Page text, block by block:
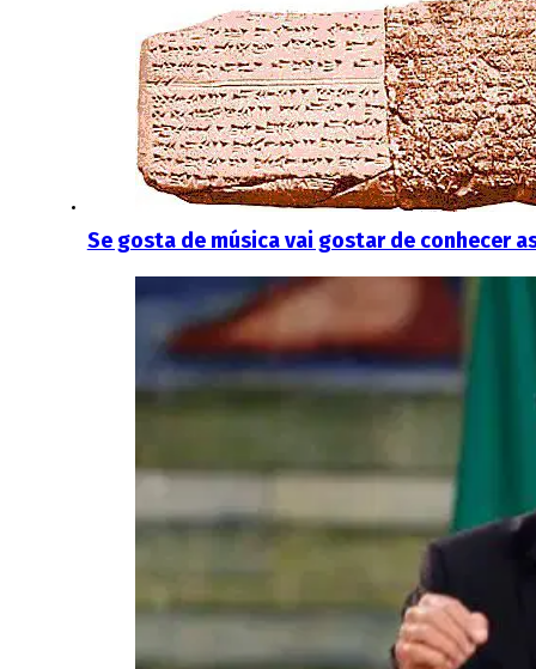
Se gosta de música vai gostar de conhecer